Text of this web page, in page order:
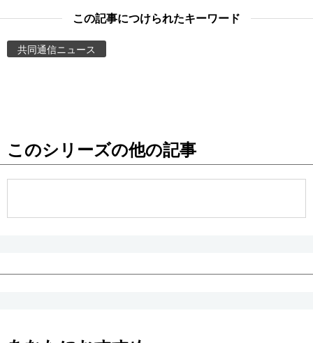
東京
この記事につけられたキーワード
共同通信ニュース
このシリーズの他の記事